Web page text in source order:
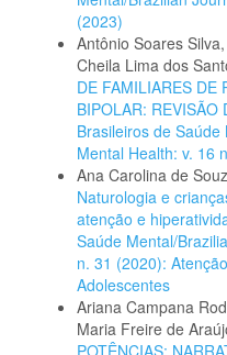
(2023)
Antônio Soares
Cheila Lima dos
DE FAMILIARES DE
BIPOLAR: REVISÃO
Brasileiros de
Mental Health: v. 16
Ana Carolina de
Naturologia e
atenção e
Saúde Mental/
n. 31 (2020):
Adolescentes
Ariana Campana
Maria Freire de
POTÊNCIAS: